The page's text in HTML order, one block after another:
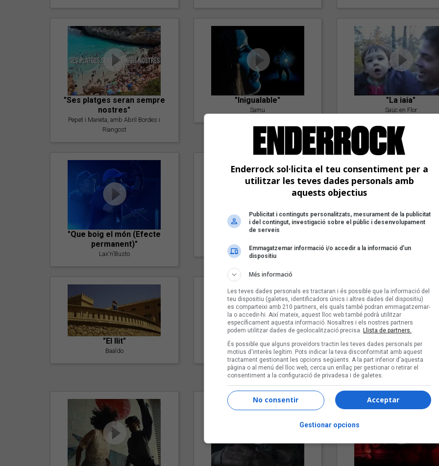
"Ses platges seran sempre
nostres"
Pepet i Marieta, amb Abril Bordes i
Riangost
"Inigualable"
Samu
"La iaia"
Saüc en Flor
"Que boig el món (Efecte
permanent)"
Lax'n'Busto
"Amb tu"
"Postlude To A Kiss"
Goran Levi
"El llit"
Baaldo
"Lo bueno y lo malo"
Carmen y María
"Posidònia"
Pep Álvarez amb Joan
(Xanguito)
Enderrock sol·licita el teu consentiment per a
utilitzar les teves dades personals amb
aquests objectius
Publicitat i continguts personalitzats, mesurament de la publicitat
i del contingut, investigació sobre el públic i desenvolupament
de serveis
Emmagatzemar informació i/o accedir a la informació d’un
dispositiu
Més informació
Les teves dades personals es tractaran i és possible que la informació del
teu dispositiu (galetes, identificadors únics i altres dades del dispositiu)
es comparteixi amb 210 partners, els quals també podran emmagatzemar-
la o accedir-hi. Així mateix, aquest lloc web també podrà utilitzar
específicament aquesta informació. Nosaltres i els nostres partners
podem utilitzar dades de geolocalització precisa. Llista de partners.
És possible que alguns proveïdors tractin les teves dades personals per
motius d'interès legítim. Pots indicar la teva disconformitat amb aquest
tractament gestionant les opcions següents. A la part inferior d'aquesta
pàgina o al menú del lloc web, cerca un enllaç per gestionar o retirar el
consentiment a la configuració de privadesa i de galetes.
Acceptar
No consentir
Gestionar opcions